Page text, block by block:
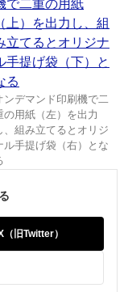
ンデマンド印刷機で二
の用紙（左）を出力
、組み立てるとオリジ
ル手提げ袋（右）とな
（旧Twitter）